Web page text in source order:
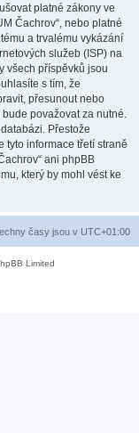
platné zákony ve
Čachrov“, nebo platné
a trvalému vykázání
služeb (ISP) na
všech příspěvků jsou
s tím, že
přesunout nebo
považovat za nutné.
Přestože
tyto informace třetí straně
ani phpBB
který by mohl vést ke
časy jsou v UTC+01:00
Limited